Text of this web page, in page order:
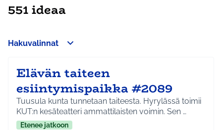
551 ideaa
Hakuvalinnat
Elävän taiteen
esiintymispaikka #2089
Tuusula kunta tunnetaan taiteesta. Hyrylässä toimii
KUT:n kesäteatteri ammattilaisten voimin. Sen …
Etenee jatkoon